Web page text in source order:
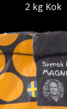
2 kg Kok